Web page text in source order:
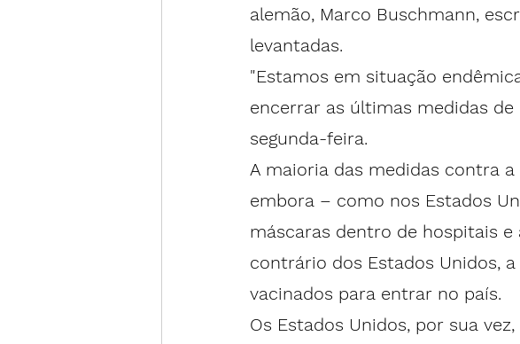
alemão, Marco Buschmann,
levantadas.
"Estamos em situação
encerrar as últimas medidas
segunda-feira.
A maioria das medidas contra a
embora – como nos Estados
máscaras dentro de hospitais
contrário dos Estados Unidos,
vacinados para entrar no país.
Os Estados Unidos, por sua